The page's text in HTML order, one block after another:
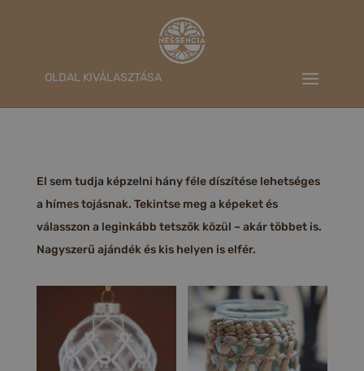
OLDAL KIVÁLASZTÁSA
El sem tudja képzelni hány féle díszítése lehetséges
a hímes tojásnak. Tekintse meg a képeket és
válasszon a leginkább tetszők közül – akár többet is.
Nagyszerű ajándék és kis helyen is elfér.